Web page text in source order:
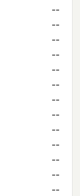
--
--
--
--
--
--
--
--
--
--
--
--
--